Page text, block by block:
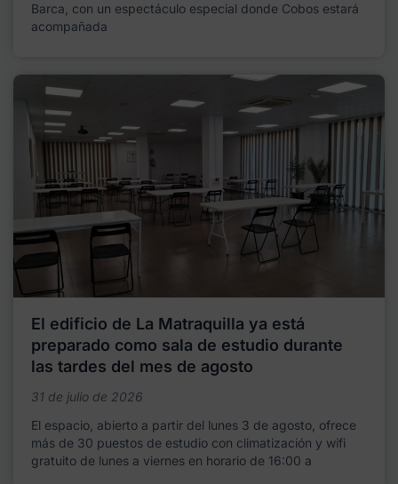
Barca, con un espectáculo especial donde Cobos estará
acompañada
El edificio de La Matraquilla ya está
preparado como sala de estudio durante
las tardes del mes de agosto
31 de julio de 2026
El espacio, abierto a partir del lunes 3 de agosto, ofrece
más de 30 puestos de estudio con climatización y wifi
gratuito de lunes a viernes en horario de 16:00 a